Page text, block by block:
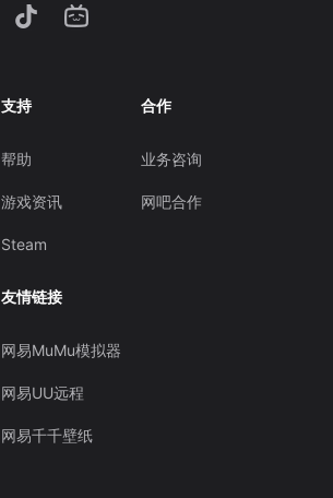
支持
帮助
游戏资讯
Steam
合作
业务咨询
网吧合作
友情链接
网易MuMu模拟器
网易UU远程
网易千千壁纸